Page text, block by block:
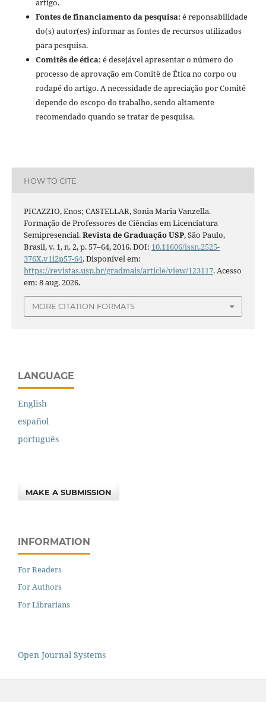
artigo.
Fontes de financiamento da pesquisa: é reponsabilidade
do(s) autor(es) informar as fontes de recursos utilizados
para pesquisa.
Comitês de ética: é desejável apresentar o número do
processo de aprovação em Comitê de Ética no corpo ou
rodapé do artigo. A necessidade de apreciação por Comitê
depende do escopo do trabalho, sendo altamente
recomendado quando se tratar de pesquisa.
HOW TO CITE
PICAZZIO, Enos; CASTELLAR, Sonia Maria Vanzella.
Formação de Professores de Ciências em Licenciatura
Semipresencial.Revista de Graduação USP, São Paulo,
Brasil, v. 1, n. 2, p. 57–64, 2016. DOI: 10.11606/issn.2525-
376X.v1i2p57-64. Disponível em:
https://revistas.usp.br/gradmais/article/view/123117. Acesso
em: 8 aug. 2026.
MORE CITATION FORMATS
LANGUAGE
English
español
português
MAKE A SUBMISSION
INFORMATION
For Readers
For Authors
For Librarians
Open Journal Systems